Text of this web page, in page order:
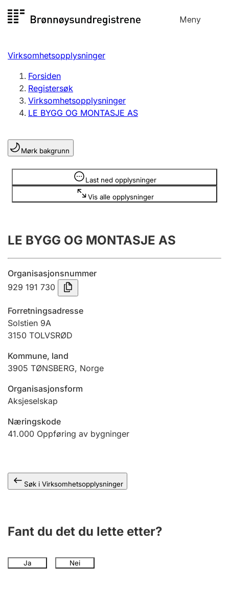
til
Meny
Registersøk
Aksjeselskap
Enkeltpersonforetak
Registrere, endre, slette
Lag og forening
Registrere, endre, slette
Årsregnskap
Innsending og forsinkelsesgebyr
Tinglysing
Jeger
Ektepaktveileder
Offentlig sektor
Virksomhetsopplysninger
Forsiden
Registersøk
Virksomhetsopplysninger
LE BYGG OG MONTASJE AS
Mørk bakgrunn
Last ned opplysninger
Vis alle opplysninger
Opplysninger er skjult
LE BYGG OG MONTASJE AS
Organisasjonsnummer
929 191 730
Forretningsadresse
Solstien 9A
3150 TOLVSRØD
Kommune, land
3905 TØNSBERG, Norge
Organisasjonsform
Aksjeselskap
Næringskode
41.000 Oppføring av bygninger
Søk i Virksomhetsopplysninger
Fant du det du lette etter?
Ja Nei